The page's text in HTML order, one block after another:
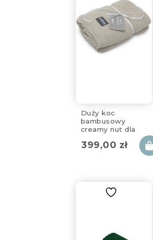
Duży koc
bambusowy
creamy nut dla
mamy 130x170cm
399,00 zł